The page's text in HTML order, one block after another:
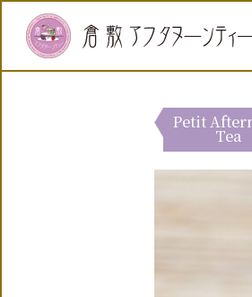
Petit
Tea